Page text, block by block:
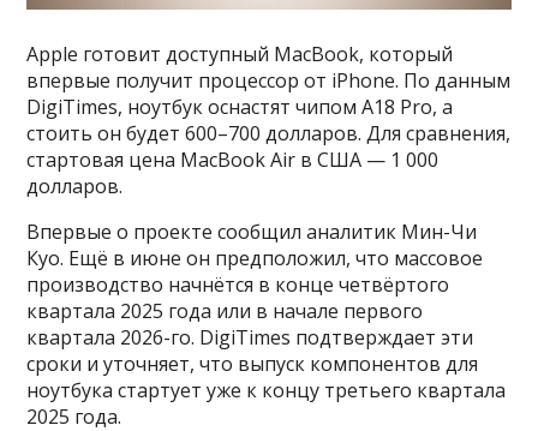
Apple готовит доступный MacBook, который
впервые получит процессор от iPhone. По данным
DigiTimes, ноутбук оснастят чипом A18 Pro, а
стоить он будет 600–700 долларов. Для сравнения,
стартовая цена MacBook Air в США — 1 000
долларов.
Впервые о проекте сообщил аналитик Мин-Чи
Куо. Ещё в июне он предположил, что массовое
производство начнётся в конце четвёртого
квартала 2025 года или в начале первого
квартала 2026-го. DigiTimes подтверждает эти
сроки и уточняет, что выпуск компонентов для
ноутбука стартует уже к концу третьего квартала
2025 года.